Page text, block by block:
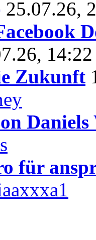
25.07.26,
Zukunft
für